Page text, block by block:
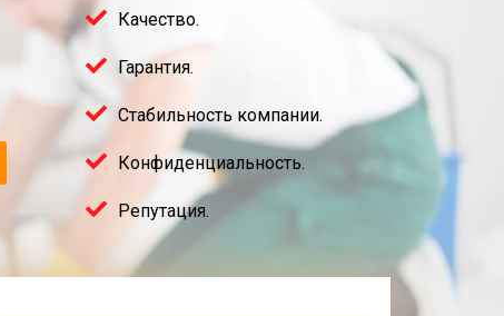
Качество.
Гарантия.
Стабильность компании.
Конфиденциальность.
Репутация.